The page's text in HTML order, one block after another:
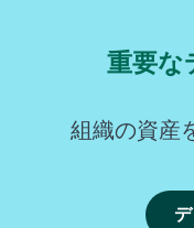
重要な
組織の資産